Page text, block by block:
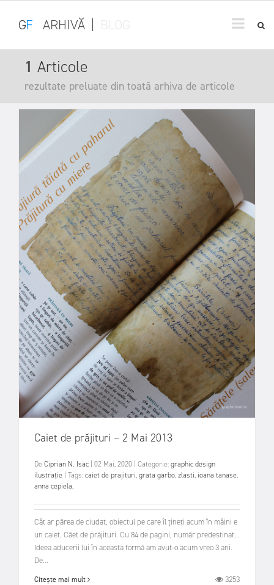
GF ARHIVĂ
1 Articole
rezultate preluate din toată arhiva de articole
Caiet de prăjituri – 2 Mai 2013
De Ciprian N. Isac 02 Mai, 2020 Categorie:graphic design
ilustrație
Tags:caiet de prajituri,grata garbo,zlasti, ioana tanase,
anna cepiela,
Cât ar părea de ciudat, obiectul pe care îl țineți acum în mâini e
un caiet. Căet de prăjituri. Cu 84 de pagini, număr predestinat...
Ideea aducerii lui în aceasta formă am avut-o acum vreo 3 ani.
De...
Citește mai mult 3253